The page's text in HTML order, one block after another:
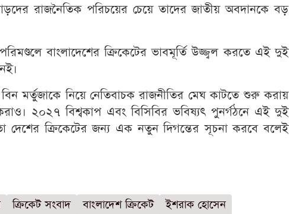
রাজনৈতিক পরিচয়ের চেয়ে তাদের জাতীয় অবদানকে বড়
বাংলাদেশের ক্রিকেটের ভাবমূর্তি উজ্জ্বল করতে এই দুই
মর্তুজাকে নিয়ে নেতিবাচক রাজনীতির মেঘ কাটতে শুরু করায়
২০২৭ বিশ্বকাপ এবং বিসিবির ভবিষ্যৎ পুনর্গঠনে এই দুই
দেশের ক্রিকেটের জন্য এক নতুন দিগন্তের সূচনা করবে বলেই
ক্রিকেট সংবাদ বাংলাদেশ ক্রিকেট
ইশরাক হোসেন